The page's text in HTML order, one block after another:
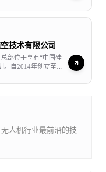
定翼模式，与传统直
多种飞行模式和可切
。
技术有限公司
部位于享有“中国硅
自2014年创立至
验丰富、执着热情的专
。我们始终坚持“将产
计的每一个环节中，
掘用户的潜在需求，
操作方案，不断实现
级。 每一个新产品的
人机行业最前沿的技